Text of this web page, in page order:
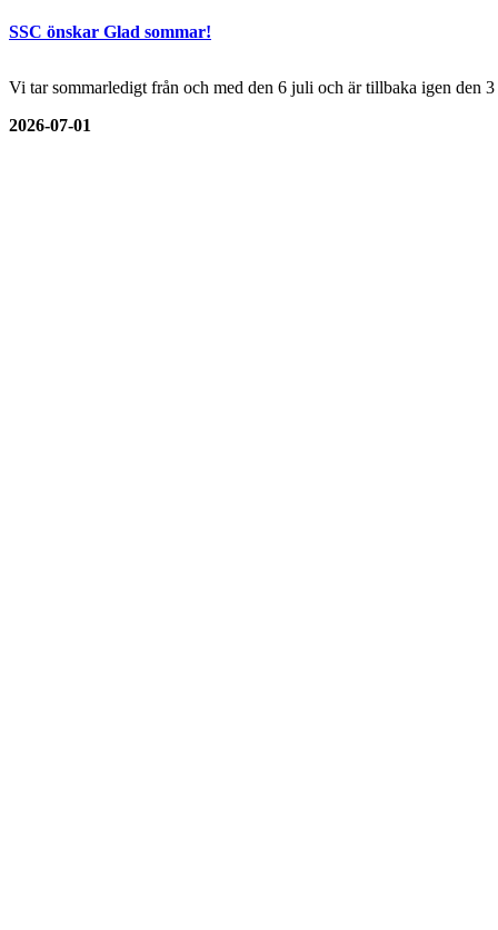
SSC önskar Glad sommar!
Vi tar sommarledigt från och med den 6 juli och är tillbaka igen den
2026-07-01